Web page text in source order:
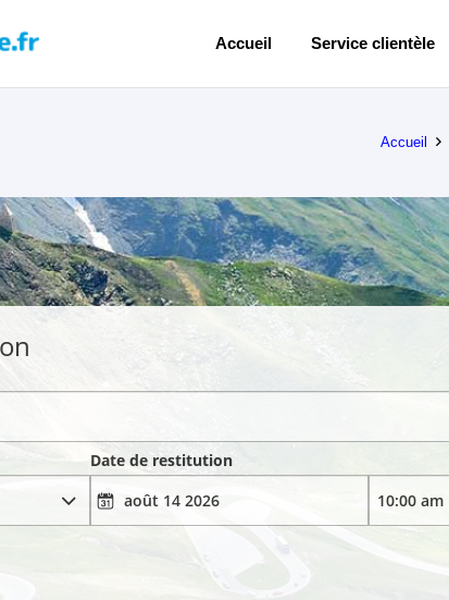
Accueil Service clientèle
Accueil
Date de restitution